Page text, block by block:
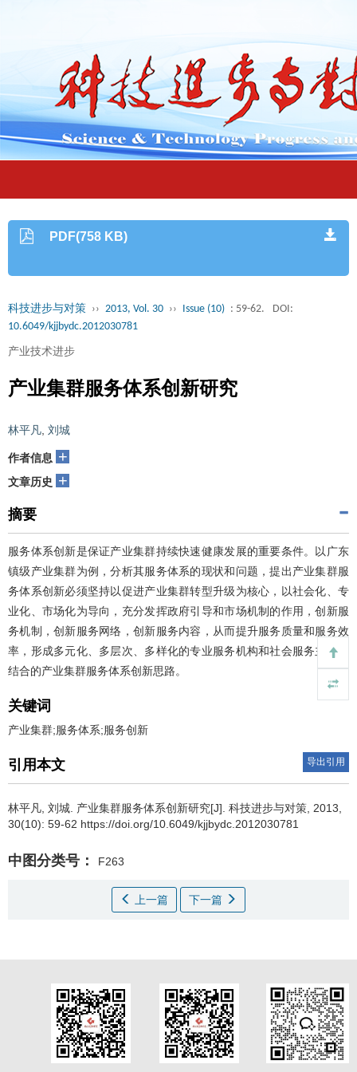
PDF(758 KB)
科技进步与对策 ›› 2013, Vol. 30 ›› Issue (10) : 59-62.
DOI:
10.6049/kjjbydc.2012030781
产业技术进步
产业集群服务体系创新研究
林平凡 刘城
作者信息 +
文章历史 +
摘要
服务体系创新是保证产业集群持续快速健康发展的重要条件。以广东
镇级产业集群为例，分析其服务体系的现状和问题，提出产业集群服
务体系创新必须坚持以促进产业集群转型升级为核心，以社会化、专
业化、市场化为导向，充分发挥政府引导和市场机制的作用，创新服
务机制，创新服务网络，创新服务内容，从而提升服务质量和服务效
率，形成多元化、多层次、多样化的专业服务机构和社会服务主体相
结合的产业集群服务体系创新思路。
关键词
产业集群;服务体系;服务创新
引用本文 导出引用
林平凡 刘城 产业集群服务体系创新研究[J]. 科技进步与对策, 2013,
30(10): 59-62 https://doi.org/10.6049/kjjbydc.2012030781
中图分类号： F263
上一篇 下一篇